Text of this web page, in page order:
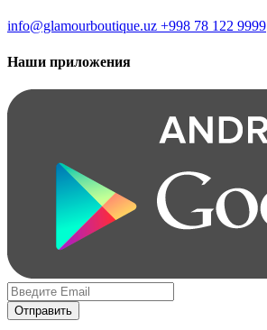
info@glamourboutique.uz +998 78 122 9999
Наши приложения
Отправить